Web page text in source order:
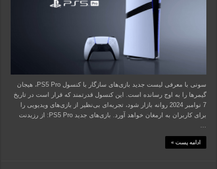
سونی با معرفی لیست جدید بازی‌های سازگار با کنسول PS5 Pro، هیجان
گیمرها را به اوج رسانده است. این کنسول قدرتمند که قرار است در تاریخ
7 نوامبر 2024 روانه بازار شود، تجربه‌ای بی‌نظیر از بازی‌های ویدیویی را
برای کاربران به ارمغان خواهد آورد. بازی‌های جدید PS5 Pro: از رزیدنت
…
ادامه پست »